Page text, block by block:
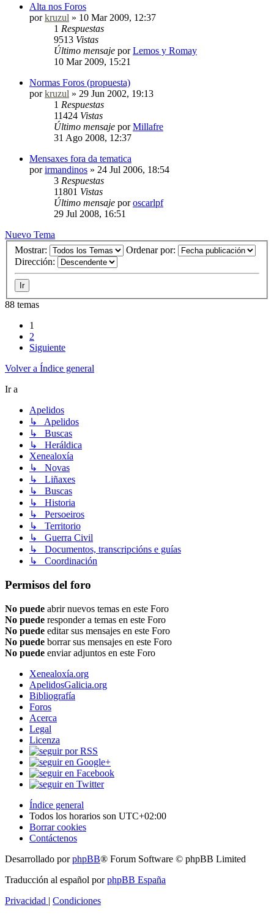
Alta nos Foros
porkruzul » 10 Mar 2009, 12:37
1 Respuestas
9513 Vistas
Último mensaje porLemos y Romay
10 Mar 2009, 15:21
Normas Foros (propuesta)
porkruzul » 29 Jun 2002, 19:13
1 Respuestas
11424 Vistas
Último mensaje porMillafre
31 Ago 2008, 12:37
Mensaxes fora da tematica
porirmandinos » 24 Jul 2006, 18:54
3 Respuestas
11801 Vistas
Último mensaje poroscarlpf
29 Jul 2008, 16:51
Nuevo Tema
Mostrar:
Ordenar por:
Dirección:
88 temas
1
2
Siguiente
Volver a Índice general
Ir a
Apelidos
↳ Apelidos
↳ Buscas
↳ Heráldica
Xenealoxía
↳ Novas
↳ Liñaxes
↳ Buscas
↳ Historia
↳ Persoeiros
↳ Territorio
↳ Guerra Civil
↳ Documentos, transcripcións e guías
↳ Coordinación
Permisos del foro
No puede abrir nuevos temas en este Foro
No puede responder a temas en este Foro
No puede editar sus mensajes en este Foro
No puede borrar sus mensajes en este Foro
No puede enviar adjuntos en este Foro
Xenealoxía.org
ApelidosGalicia.org
Bibliografía
Foros
Acerca
Legal
Licenza
Índice general
Todos los horarios son UTC+02:00
Borrar cookies
Contáctenos
Desarrollado porphpBB® Forum Software © phpBB Limited
Traducción al español porphpBB España
Privacidad | Condiciones